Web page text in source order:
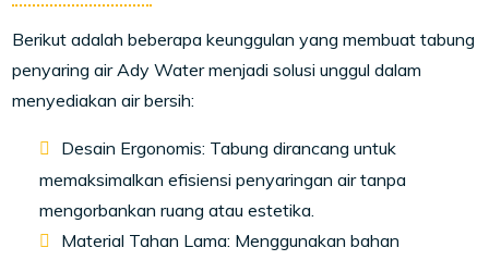
Berikut adalah beberapa keunggulan yang membuat tabung
penyaring air Ady Water menjadi solusi unggul dalam
menyediakan air bersih:
Desain Ergonomis: Tabung dirancang untuk
memaksimalkan efisiensi penyaringan air tanpa
mengorbankan ruang atau estetika.
Material Tahan Lama: Menggunakan bahan